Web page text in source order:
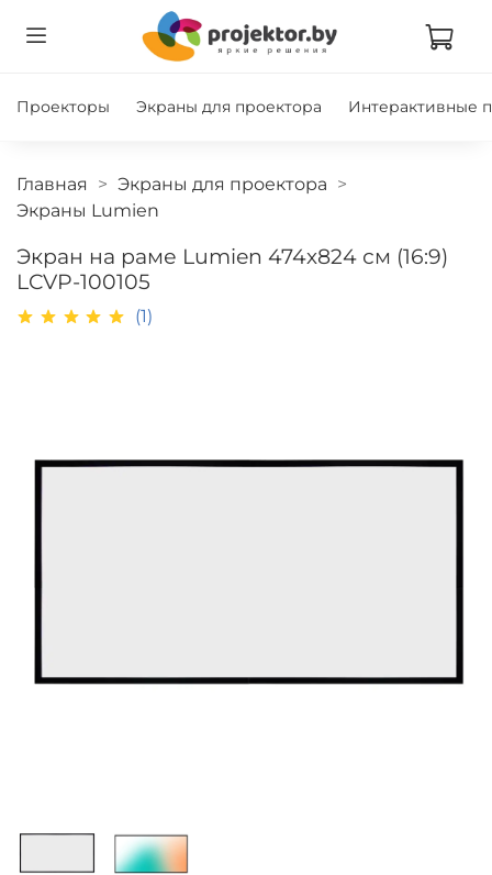
Проекторы Экраны для проектора Интерактивные
Главная
Экраны для проектора
Экраны Lumien
Экран на раме Lumien 474х824 см (16:9)
LCVP-100105
(1)